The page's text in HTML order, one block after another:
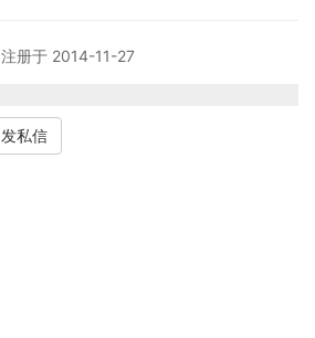
注册于 2014-11-27
发私信